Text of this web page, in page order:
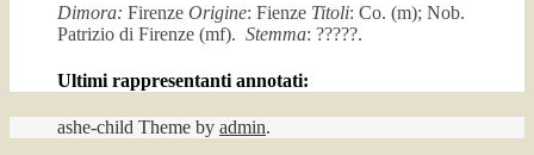
Dimora: Firenze Origine: Fienze Titoli: Co. (m); Nob.
Patrizio di Firenze (mf). Stemma: ?????.
Ultimi rappresentanti annotati:
ashe-child Theme by admin.